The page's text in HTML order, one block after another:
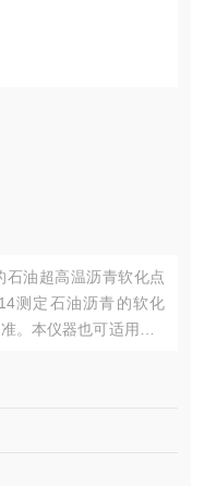
油超高温沥青软化点
测定石油沥青的软化
。本仪器也可适用于A